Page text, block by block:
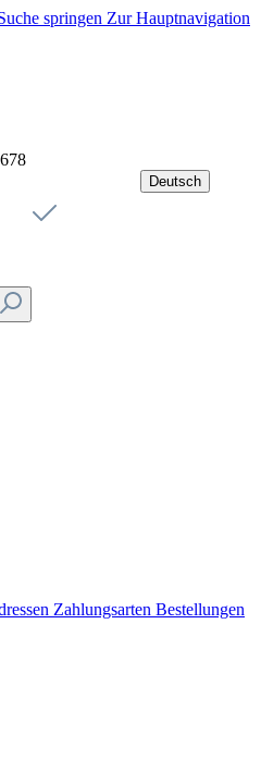
springen Zur Hauptnavigation
Deutsch
Zahlungsarten Bestellungen